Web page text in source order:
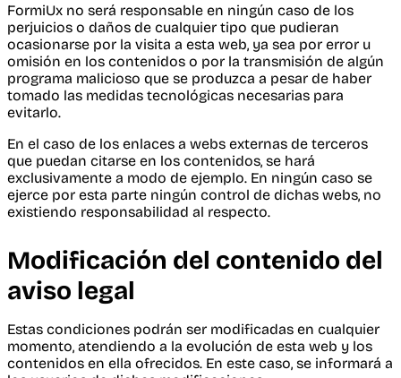
FormiUx no será responsable en ningún caso de los
perjuicios o daños de cualquier tipo que pudieran
ocasionarse por la visita a esta web, ya sea por error u
omisión en los contenidos o por la transmisión de algún
programa malicioso que se produzca a pesar de haber
tomado las medidas tecnológicas necesarias para
evitarlo.
En el caso de los enlaces a webs externas de terceros
que puedan citarse en los contenidos, se hará
exclusivamente a modo de ejemplo. En ningún caso se
ejerce por esta parte ningún control de dichas webs, no
existiendo responsabilidad al respecto.
Modificación del contenido del
aviso legal
Estas condiciones podrán ser modificadas en cualquier
momento, atendiendo a la evolución de esta web y los
contenidos en ella ofrecidos. En este caso, se informará a